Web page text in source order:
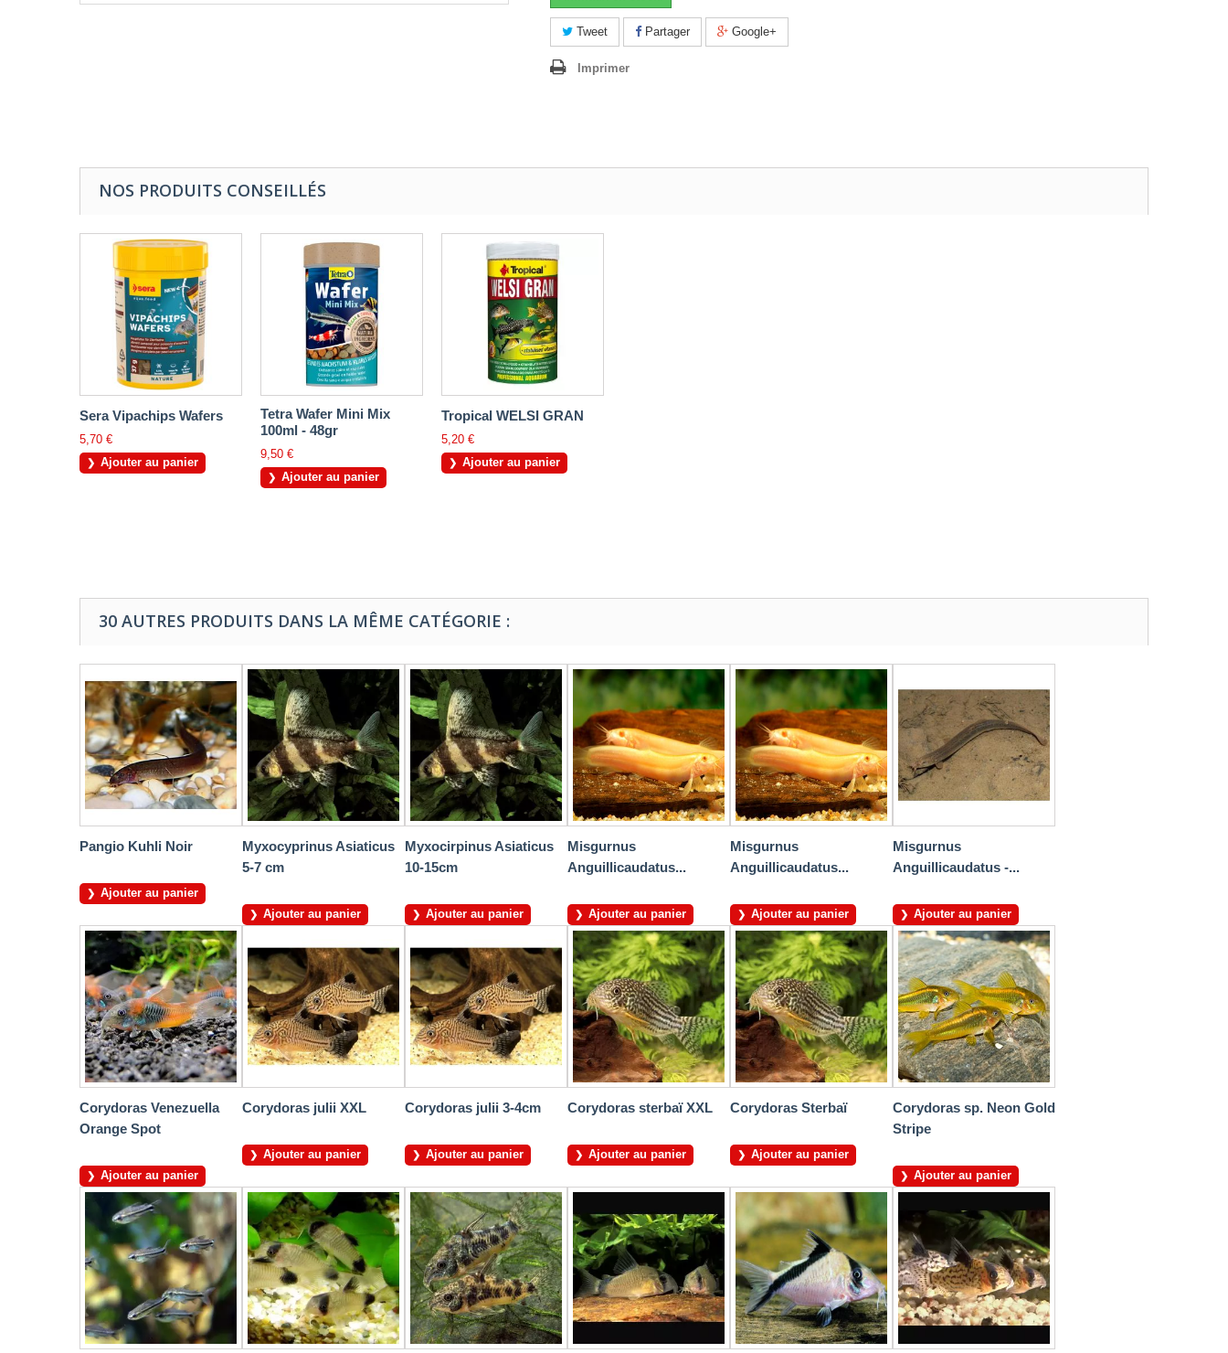
Tweet Partager Google+
Imprimer
NOS PRODUITS CONSEILLÉS
Sera Vipachips Wafers
5,70 €
Ajouter au panier
Tetra Wafer Mini Mix
100ml - 48gr
9,50 €
Ajouter au panier
Tropical WELSI GRAN
5,20 €
Ajouter au panier
30 AUTRES PRODUITS DANS LA MÊME CATÉGORIE :
Pangio Kuhli Noir
Ajouter au panier
Myxocyprinus Asiaticus
5-7 cm
Ajouter au panier
Myxocirpinus Asiaticus
10-15cm
Ajouter au panier
Misgurnus
Anguillicaudatus...
Ajouter au panier
Misgurnus
Anguillicaudatus...
Ajouter au panier
Misgurnus
Anguillicaudatus -...
Ajouter au panier
Corydoras Venezuella
Orange Spot
Ajouter au panier
Corydoras julii XXL
Ajouter au panier
Corydoras julii 3-4cm
Ajouter au panier
Corydoras sterbaï XXL
Ajouter au panier
Corydoras Sterbaï
Ajouter au panier
Corydoras sp. Neon Gold
Stripe
Ajouter au panier